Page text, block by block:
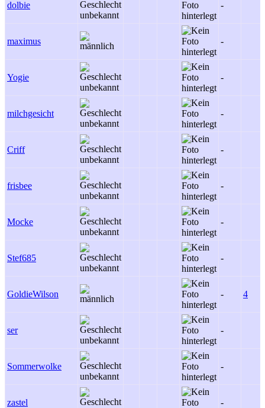
dolbie -
maximus -
Yogie -
milchgesicht -
Criff -
frisbee -
Mocke -
Stef685 -
GoldieWilson - 4
ser -
Sommerwolke -
zastel -